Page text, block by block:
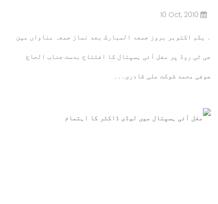
10 Oct, 2010
۔ یکم اکتوبر بروز جمعۃ المبارک بعد نماز جمعہ مناواں مین
جی ٹی روڈ پر مغل آئی ہسپتال کا افتتاح بدست جناب الحاج
صوفی محمد شوکت علی قادری۔۔۔